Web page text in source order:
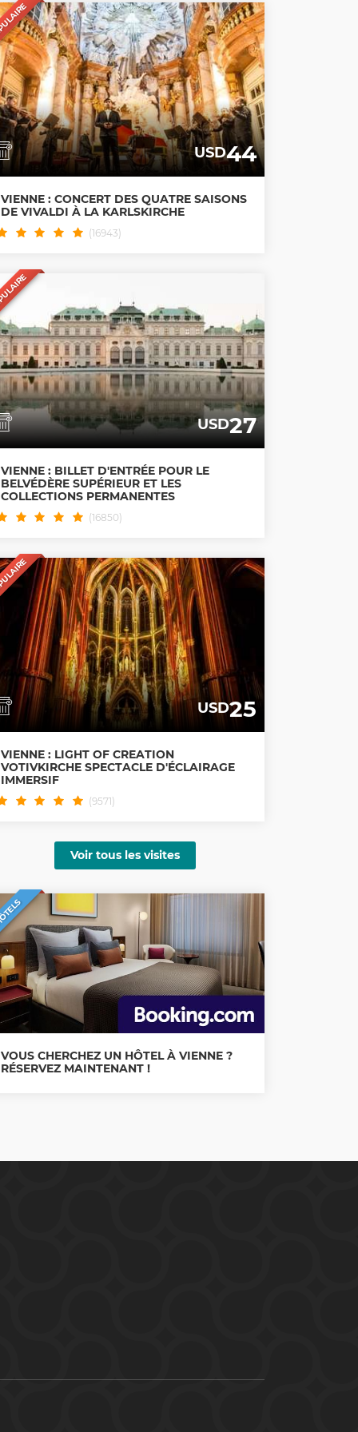
USD44
VIENNE : CONCERT DES QUATRE SAISONS
DE VIVALDI À LA KARLSKIRCHE
(16943)
USD27
VIENNE : BILLET D'ENTRÉE POUR LE
BELVÉDÈRE SUPÉRIEUR ET LES
COLLECTIONS PERMANENTES
(16850)
USD25
VIENNE : LIGHT OF CREATION
VOTIVKIRCHE SPECTACLE D'ÉCLAIRAGE
IMMERSIF
(9571)
Voir tous les visites
VOUS CHERCHEZ UN HÔTEL À VIENNE ?
RÉSERVEZ MAINTENANT !